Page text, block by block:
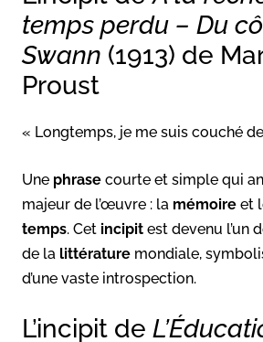
temps perdu – Du
Swann (1913) de
Proust
« Longtemps, je me suis couché
Une phrase courte et simple qui
majeur de l’œuvre : la mémoire et
temps. Cet incipit est devenu l’un
de la littérature mondiale,
d’une vaste introspection.
L’incipit de